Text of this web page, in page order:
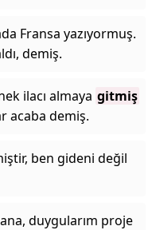
Fransa yazıyormuş.
demiş.
ilacı almaya gitmiş
acaba demiş.
ben gideni değil
duygularım proje